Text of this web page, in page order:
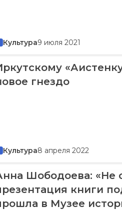
Культура9 июля 2021
гнездо
Культура8 апреля 2022
Шободоева: «Не
книги
в Музее